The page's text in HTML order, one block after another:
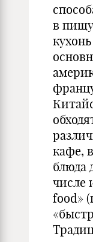
в
кафе,
блюда
числе
food»